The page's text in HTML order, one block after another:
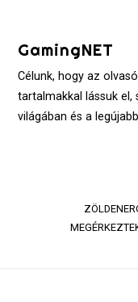
contentGamingNET
Célunk, hogy az
tartalmakkal lássuk el,
világában és a